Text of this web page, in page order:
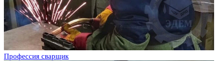
Профессия сварщик